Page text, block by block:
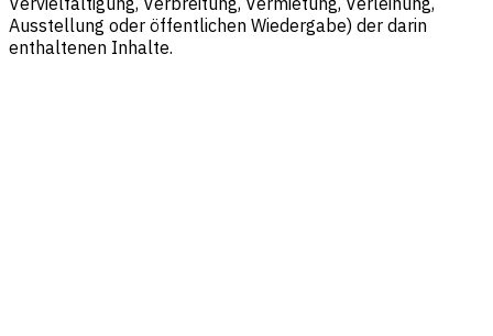
Ausstellung oder öffentlichen Wiedergabe) der darin
enthaltenen Inhalte.